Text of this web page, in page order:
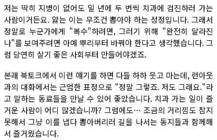
저는 딱히 지병이 없어도 일 년에 두 번씩 치과에 검진하러 가는
사람이거든요. 앓는 이는 무조건 뽑아야 하는 성정입니다. 그래서
정말로 누군가에게 "복수"하려면, 그러기 위해 "완전히 달라진
나"를 보여주려면 아예 뿌리부터 바꿔야 한다고 생각했습니다. 그
럼 당연히 살기 좋은 사회부터 만들어야겠죠.
본래 북토크에서 이런 얘기를 하면 다들 하하 웃고 마는데, 런아웃
과의 대화에서는 근엄한 표정으로 "정말 그렇죠. 저도 그래요."라
고 말하는 동료들을 만날 수 있어 좋았습니다. 치과 가는 일이 즐
거운 사람이 어디 많겠습니까? 그럼에도… 조금의 거리낌도 참지
못해서 그냥 이를 냅다 뽑아버리러 길을 나서는 동지들과 함께해
서 즐거웠습니다.